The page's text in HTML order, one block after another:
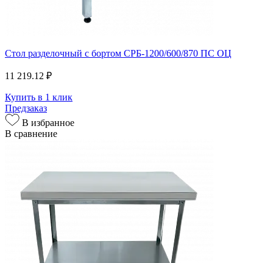
Стол разделочный с бортом СРБ-1200/600/870 ПС ОЦ
11 219.12 ₽
Купить в 1 клик
Предзаказ
В избранное
В сравнение